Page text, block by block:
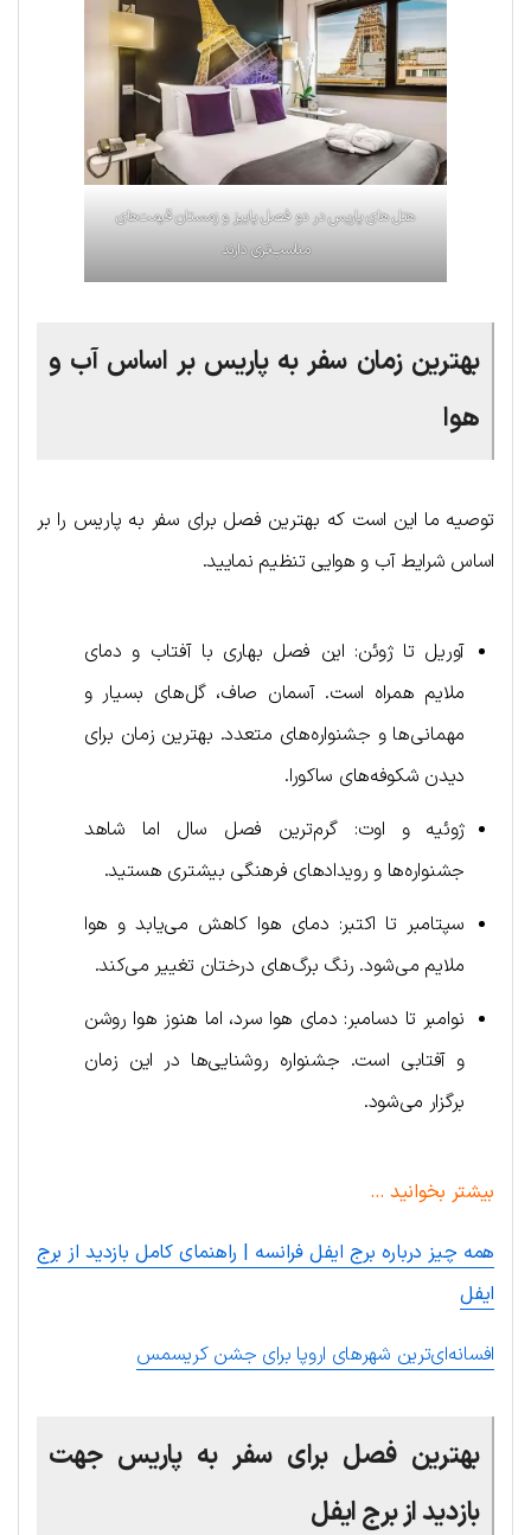
هتل های پاریس در دو فصل پاییز و زمستان قیمت‌های
مناسب‌تری دارند
بهترین زمان سفر به پاریس بر اساس آب و
هوا
توصیه ما این است که بهترین فصل برای سفر به پاریس را بر
اساس شرایط آب و هوایی تنظیم نمایید.
آوریل تا ژوئن: این فصل بهاری با آفتاب و دمای
ملایم همراه است. آسمان صاف، گل‌های بسیار و
مهمانی‌ها و جشنواره‌های متعدد. بهترین زمان برای
دیدن شکوفه‌های ساکورا.
ژوئیه و اوت: گرم‌ترین فصل سال اما شاهد
جشنواره‌ها و رویدادهای فرهنگی بیشتری هستید.
سپتامبر تا اکتبر: دمای هوا کاهش می‌یابد و هوا
ملایم می‌شود. رنگ برگ‌های درختان تغییر می‌کند.
نوامبر تا دسامبر: دمای هوا سرد، اما هنوز هوا روشن
و آفتابی است. جشنواره روشنایی‌ها در این زمان
برگزار می‌شود.
بیشتر بخوانید …
همه چیز درباره برج ایفل فرانسه | راهنمای کامل بازدید از برج
ایفل
افسانه‌ای‌ترین شهرهای اروپا برای جشن کریسمس
بهترین فصل برای سفر به پاریس جهت
بازدید از برج ایفل